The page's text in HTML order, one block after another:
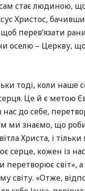
стає людиною,
Христос,
перев’язати
оселю – Церкву,
тоді, коли наше
Це й є метою
до себе,
ми знаємо, що
Христа, і
серце, кожен із
світ», а
світу. «Отже,